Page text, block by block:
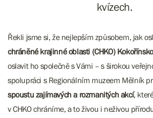
kvízech.
Řekli jsme si, že nejlepším způsobem, jak
chráněné krajinné oblasti (CHKO)
oslavit ho společně s Vámi – s širokou
spolupráci s Regionálním muzeem Mělník
spoustu zajímavých a rozmanitých akcí,
v CHKO chráníme, a to živou i neživou